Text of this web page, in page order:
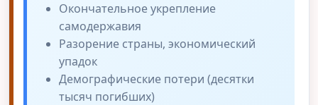
Окончательное укрепление
самодержавия
Разорение страны, экономический
упадок
Демографические потери (десятки
тысяч погибших)